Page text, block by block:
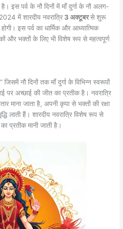
है। इस पर्व के नौ दिनों में माँ दुर्गा के नौ अलग-
में शारदीय नवरात्रि 3 अक्टूबरसे शुरू
इस पर्व का धार्मिक और आध्यात्मिक
और भक्तों के लिए भी विशेष रूप से महत्वपूर्ण
जिसमें नौ दिनों तक माँ दुर्गा के विभिन्न स्वरूपों
पर अच्छाई की जीत का प्रतीक है। नवरात्रि
माना जाता है, अपनी कृपा से भक्तों की रक्षा
लाती हैं। शारदीय नवरात्रि विशेष रूप से
का प्रतीक मानी जाती है।